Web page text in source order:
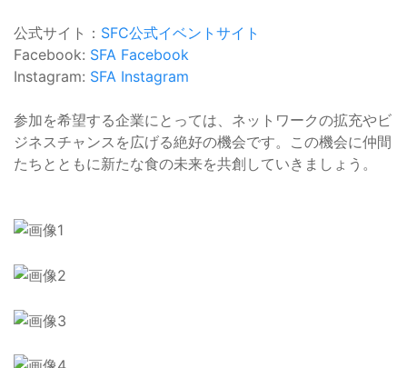
公式サイト： SFC公式イベントサイト
Facebook: SFA Facebook
Instagram: SFA Instagram
参加を希望する企業にとっては、ネットワークの拡充やビ
ジネスチャンスを広げる絶好の機会です。この機会に仲間
たちとともに新たな食の未来を共創していきましょう。